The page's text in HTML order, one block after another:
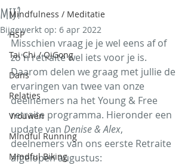
Mindfulness / Meditatie
HSP
Tai Chi / QiGong
Dans
Relaties
Vrouwen
Mindful Running
Mindful Biking
mij?
Bijgewerkt op: 6 apr 2022
Misschien vraag je je wel eens af of
zo'n retraite wel iets voor je is.
Daarom delen we graag met jullie de
ervaringen van twee van onze
deelnemers na het Young & Free
retraite programma. Hieronder een
update van Denise & Alex,
deelnemers van ons eerste Retraite
afgelopen augustus: